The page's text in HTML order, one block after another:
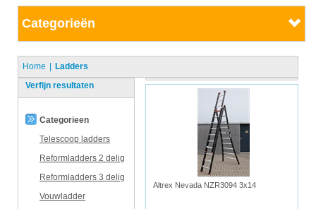
Categorieën
Home
Ladders
Verfijn resultaten
Categorieen
Telescoop ladders
Reformladders 2 delig
Reformladders 3 delig
Vouwladder
Altrex Nevada NZR3094 3x14